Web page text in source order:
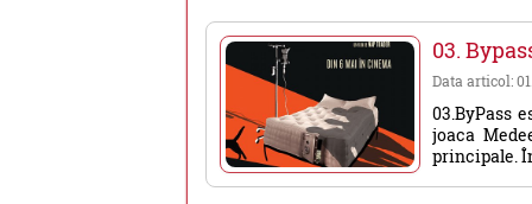
evenimente
din
Suceava
03.
Data articol:
03.ByPass
joaca
principale.